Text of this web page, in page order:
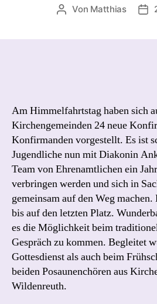
Beitragsautor
Von Matthias
Am Himmelfahrtstag haben sich
Kirchengemeinden 24 neue
Konfirmanden vorgestellt. Es ist
Jugendliche nun mit Diakonin
Team von Ehrenamtlichen ein
verbringen werden und sich in
gemeinsam auf den Weg
bis auf den letzten Platz.
es die Möglichkeit beim
Gespräch zu kommen. Begleitet
Gottesdienst als auch beim
beiden Posaunenchören aus
Wildenreuth.